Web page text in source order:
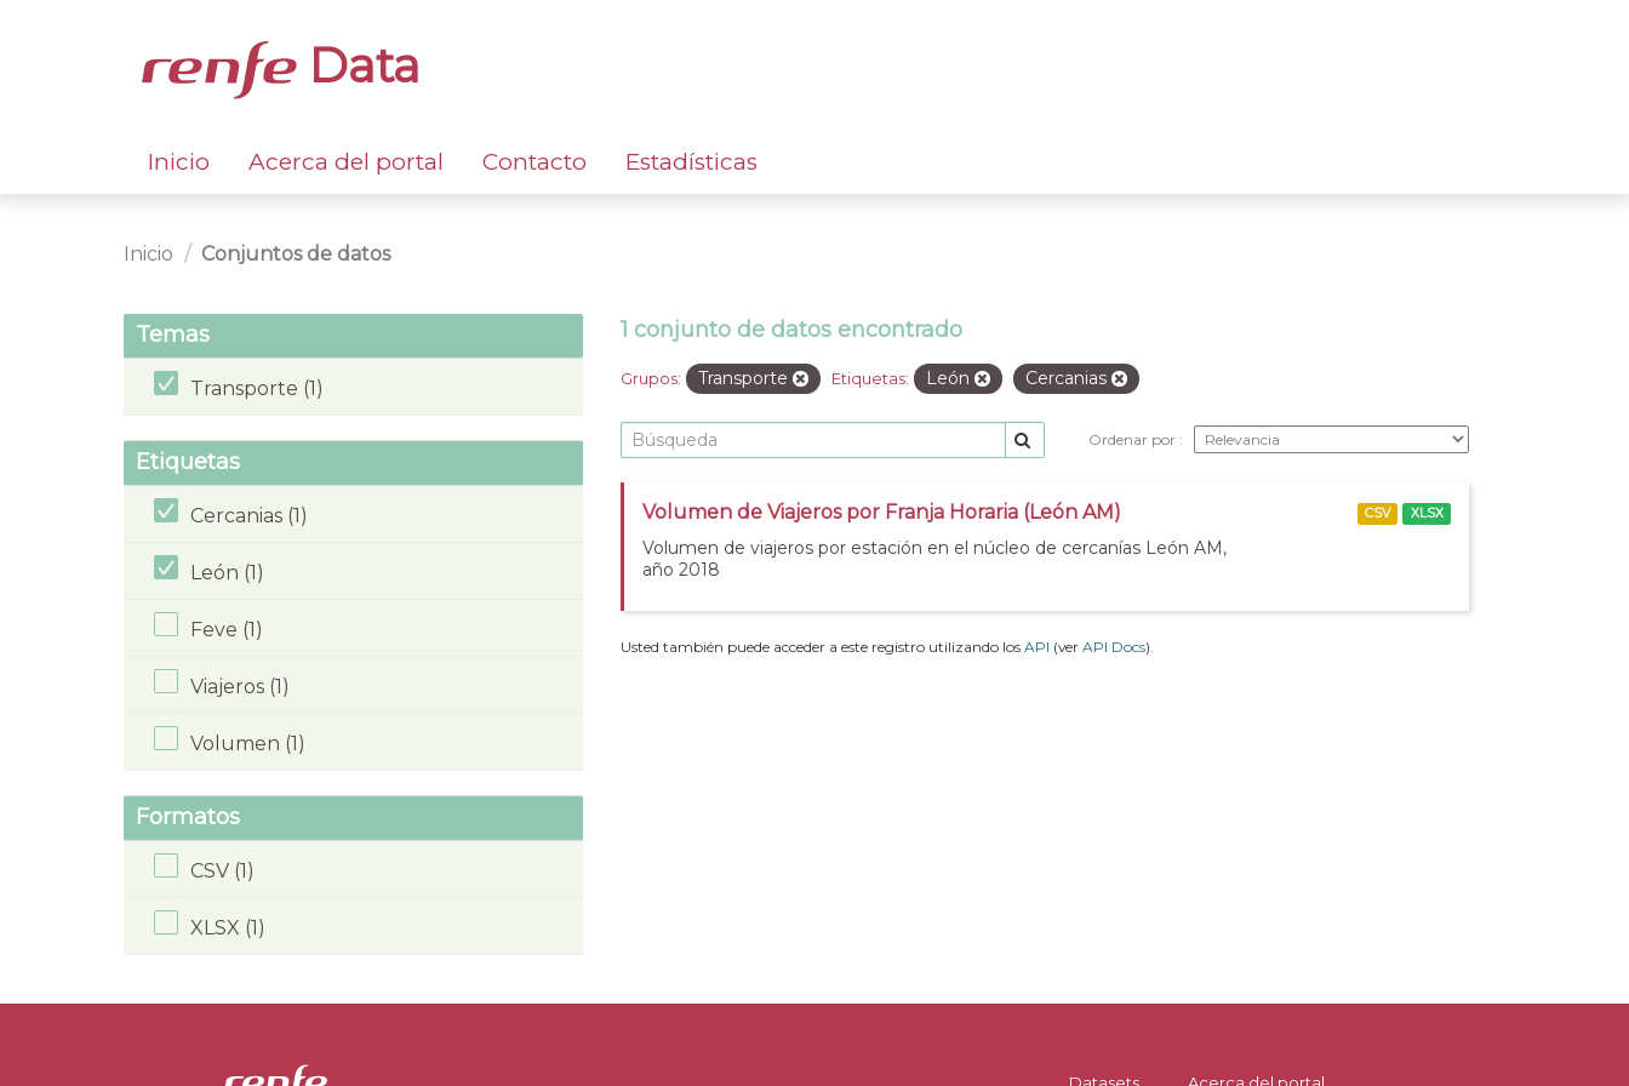
Data
Inicio Acerca del portal Contacto Estadísticas
Inicio Conjuntos de datos
Temas
Transporte (1)
Etiquetas
Cercanias (1)
León (1)
Feve (1)
Viajeros (1)
Volumen (1)
Formatos
CSV (1)
XLSX (1)
1 conjunto de datos encontrado
Grupos: Transporte Etiquetas: León Cercanias
Ordenar por
Volumen de Viajeros por Franja Horaria (León AM)
Volumen de viajeros por estación en el núcleo de cercanías León AM,
año 2018
CSV XLSX
Usted también puede acceder a este registro utilizando los API (ver API Docs).
Datasets Acerca del portal